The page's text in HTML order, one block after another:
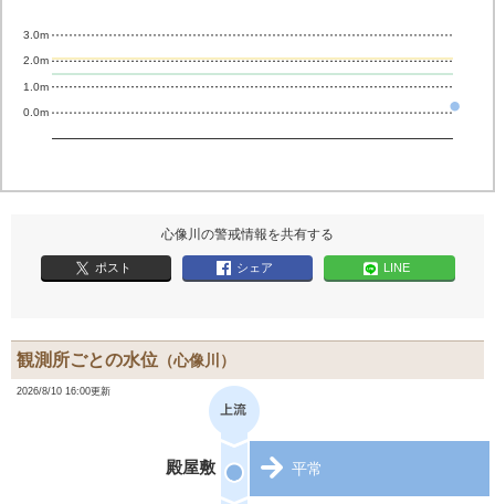
0.0m
1.0m
2.0m
3.0m
心像川の警戒情報を共有する
ポスト シェア LINE
観測所ごとの水位 （心像川）
2026/8/10 16:00更新
殿屋敷 平常